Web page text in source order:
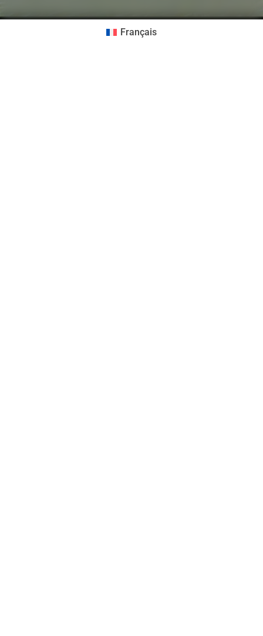
Français